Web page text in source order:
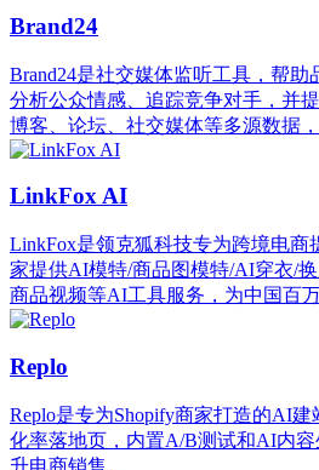
Brand24
Brand24是社交媒体监听工具，帮助
分析公众情感、追踪竞争对手，并
博客、论坛、社交媒体等多源数据
LinkFox AI
LinkFox是领克狐科技专为跨境电
家提供AI模特/商品图模特/AI穿衣/
商品视频等AI工具服务，为中国百
Replo
Replo是专为Shopify商家打造的AI
化率落地页，内置A/B测试和AI内
升电商销售。